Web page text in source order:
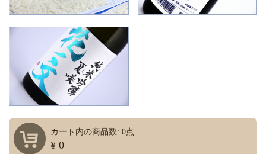
カート内の商品数: 0点
¥ 0